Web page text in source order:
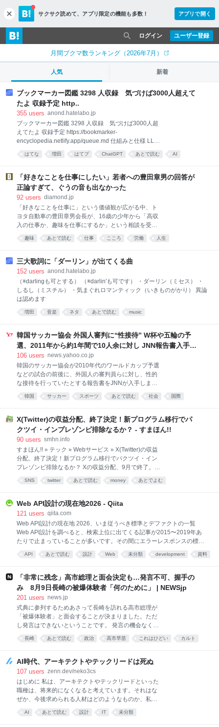
c
l
o
s
サクサク読めて、 アプリ限定の機能も多数！ アプリで開く
ユーザー登録
ログイン
月間ブクマ数ランキング（2026年7月）
人気 新着
ブックマーカー図鑑 3298 人収録 気づけば3000人超えて
たよ 収録予定 http..
355 users anond.hatelabo.jp
ブックマーカー図鑑 3298 人収録 気づけば3000人超
えてたよ 収録予定 https://bookmarker-
encyclopedia.netlify.app/queue.md 仕組みと仕様 LLM
に渡してるプロンプトを記載 https://bookmarker-
encyclopedia.netlify.app/how-it-works/ ChatGPT APIと
API 高すぎ！ Terraですら1人あたり17円、Solなら30
円超えちゃう！1000人で17000円ですよ！破産しちゃ
う！ その点ChatGPT ChatはSolでも使い放題素晴らし
https://b.hatena.ne.jp/ghuug/
はてな 増田 はてブ ChatGPT あとで読む AI
「好きなことを仕事にしたい」若者への豊田章男の回答が
正論すぎて、ぐうの音も出なかった
92 users diamond.jp
「好きなことを仕事に」という価値観が広がる中、ト
ヨタ自動車の豊田章男会長が、16歳の少年から「高収
入の仕事か、趣味を仕事にするか」という相談を受け
た。これは、ニッポン放送の期間限定ポッドキャスト
『vs豊田章男 supported by 三四郎のオールナイトニッ
ビ・三四郎の小宮浩信との交流をきっかけに実現した
企画だ。同番組はトヨタ自動車が提供するスポンサー
番組でもあるが、十代の相談に章男氏が本音で向き合
うやりとりの反響が大きかったことから、今回取り上
げる。豊田氏の答えとキャリア研究を手掛かりにわか
モス研究所所長 小倉健一） 「趣味を仕事にしたい」
てください」 トヨタ自動車会長の豊田章男は、「好き
なことを仕事にしたい」と考える16歳の少年に、そう
趣味 あとで読む 仕事 こころ 労働 人生
三大歌詞に「ダーリン」が出てくる曲
152 users anond.hatelabo.jp
（※darlingも可とする） （※darlin'も可です） ・ダーリン（ミセス） ・
しるし（ミスチル） ・気まぐれロマンティック（いきものがかり） 異論
は認めます
増田 音楽 ネタ あとで読む music
韓国サッカー協会 外国人審判に“性接待” W杯や五輪の予
選、2011年から約1年間で10人余に対し JNN報告書入手
（TBS NEWS DIG Powered by JNN） - Yahoo!ニュース
106 users news.yahoo.co.jp
韓国のサッカー協会が2010年代のワールドカップ予選
などの試合の前後に、外国人の審判員らに対し、性的
な接待を行っていたとする報告書をJNNが入手しまし
た。 JNNが入手した韓国政府の資料によりますと、大
韓サッカー協会は2011年3月からのおよそ1年間に、韓
どあわせて7試合で、外国人審判ら10人あまりに対
し、性的な接待を行っていたということです。 費用は
1回あたり日本円で最大12万円ほどで、協会の副会長
ました。 韓国代表チームは、この7試合は5勝2分の成
績で、負けはありませんでした。 韓国国民 「本当に我
が国の恥さらしだと思う。根本からやり直さないとい
けない」 「スポーツを見る意欲や関心が薄れてしまい
韓国 サッカー スポーツ あとで読む 社会 国際
X(Twitter)の収益分配、終了決定！新プログラム移行でパ
クツイ・インプレゾンビ排除なるか？ - すまほん!!
90 users smhn.info
すまほん!! » テック » Webサービス » X(Twitter)の収益
分配、終了決定！新プログラム移行でパクツイ・イン
プレゾンビ排除なるか？ Xの収益分配、9月で終了。新
制度へ。 Xがクリエイター向けの現行「Revenue
Sharing（収益分配）」を2026年9月7日で打ち切り、
替えます。X Creator Teamが8月8日、対象クリエイタ
ーへのメールで告知しました。 現在Revenue Sharing
に参加しているクリエイターが収益を得られるのは9
月7日まで。従来制度による最後の支払いは9月11日に
行われます。 後継のOriginal Content Rewards
Revenue Sharing参加者がそのまま横滑りで自動移
SNS twitter あとで読む money あとでよむ
Web API設計の現在地2026 - Qiita
121 users qiita.com
Web API設計の現在地 2026、いま従うべき標準とデファクトの一覧
Web API設計を調べると、検索上位に出てくる記事が2015〜2019年あ
たりで止まっていることが多いです。その間にエラーレスポンスの標準
ができ、OAuthのグラントタイプは選択基準が変わり、APIの廃止告知に
までRFCが生えました。 この記事では、Web API設計の主要な領域ごと
のドラフト、大手APIの実装）で確認した結果をまとめます。きっかけ
は2014年の『Web API: The Good Parts』を読んで、そこにあった「仕
様に従う、仕様がなければデファクトに従う」という指針の、その仕様
「その領域で何をすればいいか」と「その根拠はどこにあるか（正式な
RFCなのか、標
API あとで読む 設計 Web 未分類 development 資料
「非常に残念」高市総理と面会決定も…発言不可、握手の
み 8月9日長崎の被爆体験者「何のために」 | NEWSjp
201 users news.jp
式典に参列するためあさって長崎を訪れる高市総理が
「被爆体験者」と面会することが決まりました。ただ
し発言はできないということです。 発言の機会なく今
年も“握手のみ” 高市総理は8月9日、長崎市の平和公園
でとり行われる平和祈念式典に参列したあと、被爆者
爆体験者」3団体も同席します。 総理との面会は3年連
続になりますが、去年と同様、発言の機会はなく握手
だけだということです。 広島は救済、長崎は置き去り
国が定める「被爆地域」の線引きによって被爆者と認
められていない「被爆体験者」は、雨や灰に混じって
ます。 広島ではすでに「黒い雨」体験者を救済する新
長崎 あとで読む 政治 高市早苗 これはひどい カルト
AI時代、アーキテクトやテックリードは死ぬ
107 users zenn.dev/neko3cs
はじめに 私は、アーキテクトやテックリードといった
職種は、将来的になくなると考えています。それはな
ぜか、今後求められる人材はどのようなものか、私な
りの考えを整理してみたいと思います。 AIの進化は早
い 米国の実業家であるElon Musk氏は「今年の終わり
AI あとで読む 設計 IT 未分類